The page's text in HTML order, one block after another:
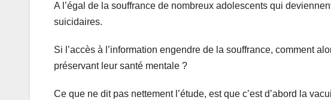
A l’égal de la souffrance de nombreux adolescents qui
suicidaires.
Si l’accès à l’information engendre de la souffrance, comment
préservant leur santé mentale ?
Ce que ne dit pas nettement l’étude, est que c’est d’abord la